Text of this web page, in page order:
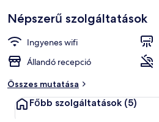
Népszerű szolgáltatások
Ingyenes wifi
Állandó recepció
Összes mutatása
Főbb szolgáltatások (5)